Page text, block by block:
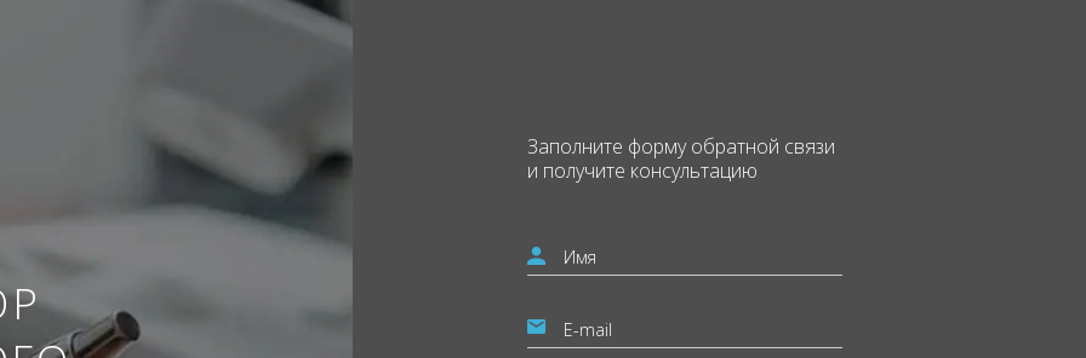
Заполните формуобратной связи
и получите консультацию